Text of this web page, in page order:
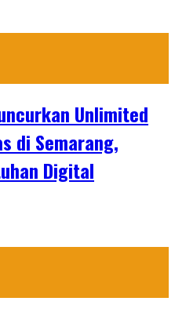
Unlimited
di Semarang,
Digital